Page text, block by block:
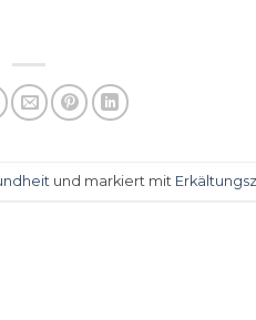
und markiert mit